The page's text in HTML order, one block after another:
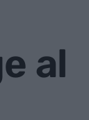
al